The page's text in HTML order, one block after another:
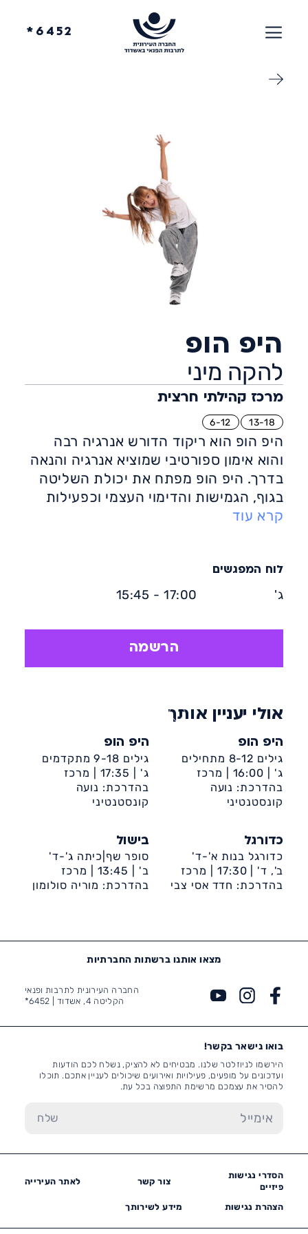
6452*
היפ הופ
להקה מיני
מרכז קהילתי חרצית
13-18
6-12
היפ הופ הוא ריקוד הדורש אנרגיה רבה
והוא אימון ספורטיבי שמוציא אנרגיה והנאה
בדרך. היפ הופ מפתח את יכולת השליטה
בגוף, הגמישות והדימוי העצמי וכפעילות
ספורטיבית הוא שורף אנרגיה וקלוריות
בעל אופי צעיר, נועז, בוטה ,ייחודי ומלא
באנרגיה.
קצבית וסוחפת.
יתרונות ההיפ הופ: מעודד להביע רגש
באמצעות הכוריאוגרפיה, מחטב ומעצב את
קרא עוד
הרשמה
לוח המפגשים
ג' 17:00 - 15:45
אולי יעניין אותך
היפ הופ
גילים 8-12 מתחילים
ג' | 16:00 |
מרכז
קהילתי ספרא
בהדרכת: נועה
קונסטנטיני
היפ הופ
גילים 9-18 מתקדמים
ג' |
17:35 |
מרכז
קהילתי ספרא
בהדרכת: נועה
קונסטנטיני
כדורגל
כדורגל בנות א'-ד'
ב', ד' | 17:30 |
מרכז
קהילתי בית לברון
בהדרכת: חדד אסי צבי
בישול
סופר שף|כיתה ג'-ד'
ב' |
13:45 |
מרכז
קהילתי קן מלכה (רובע
בהדרכת: מוריה סולומון
מצאו אותנו ברשתות החברתיות
החברה העירונית לתרבות ופנאי
הקליטה 4, אשדוד |
6452*
בואו נישאר בקשר!
הירשמו לניוזלטר שלנו. מבטיחים לא להציק, נשלח לכם הודעות
ועדכונים על מופעים, פעילויות ואירועים שיכולים לעניין אתכם. תוכלו
להסיר את עצמכם מרשימת התפוצה בכל עת.
הסדרי נגישות
פיזיים
צור קשר לאתר העירייה
הצהרת נגישות מידע לשירותך